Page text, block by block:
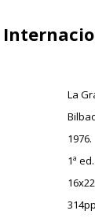
La
1976.
1ª ed.